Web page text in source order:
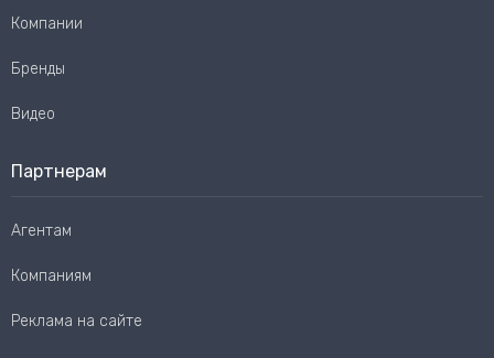
Компании
Бренды
Видео
Партнерам
Агентам
Компаниям
Реклама на сайте